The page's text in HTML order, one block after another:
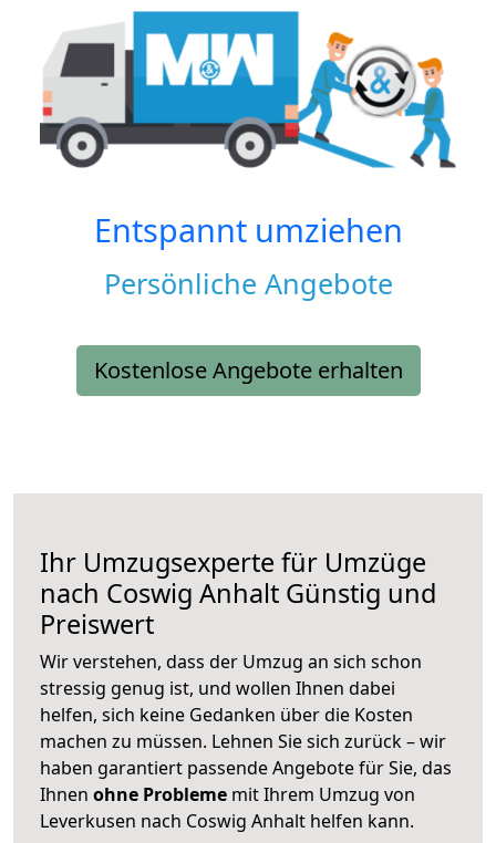
Entspannt umziehen
Persönliche Angebote
Kostenlose Angebote erhalten
Ihr Umzugsexperte für Umzüge
nach Coswig Anhalt Günstig und
Preiswert
Wir verstehen, dass der Umzug an sich schon
stressig genug ist, und wollen Ihnen dabei
helfen, sich keine Gedanken über die Kosten
machen zu müssen. Lehnen Sie sich zurück – wir
haben garantiert passende Angebote für Sie, das
Ihnen ohne Probleme mit Ihrem Umzug von
Leverkusen nach Coswig Anhalt helfen kann.